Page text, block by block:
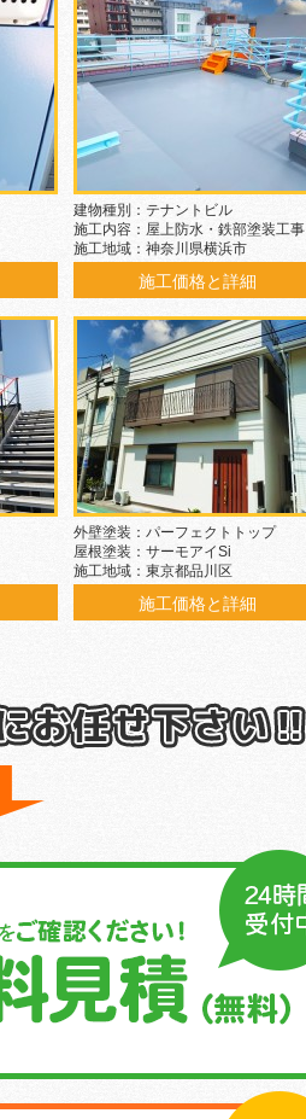
建物種別：テナントビル
施工内容：屋上防水・鉄部塗装工事
施工地域：神奈川県横浜市
施工価格と詳細
外壁塗装：パーフェクトトップ
屋根塗装：サーモアイSi
施工地域：東京都品川区
施工価格と詳細